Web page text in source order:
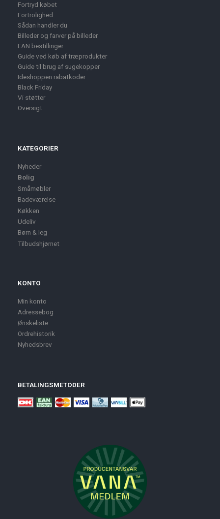
Fortryd købet
Fortrolighed
Sådan handler du
Billeder og farver på billeder
EAN bestillinger
Guide ved køb af træprodukter
Guide til brug af sugekopper
Ideshoppen rabatkoder
Black Friday
Vi støtter
Oversigt
KATEGORIER
Nyheder
Bolig
Småmøbler
Badeværelse
Køkken
Udeliv
Børn & leg
Tilbudshjørnet
KONTO
Min konto
Adressebog
Ønskeliste
Ordrehistorik
Nyhedsbrev
BETALINGSMETODER